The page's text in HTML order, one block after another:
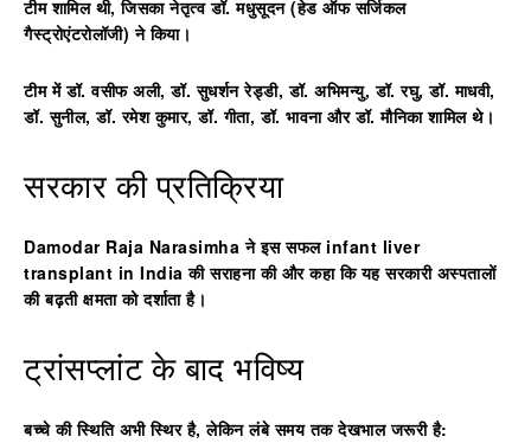
टीम शामिल थी, जिसका नेतृत्व डॉ. मधुसूदन (हेड ऑफ सर्जिकल
गैस्ट्रोएंटरोलॉजी) ने किया।
टीम में डॉ. वसीफ अली, डॉ. सुधर्शन रेड्डी, डॉ. अभिमन्यु, डॉ. रघु, डॉ. माधवी,
डॉ. सुनील, डॉ. रमेश कुमार, डॉ. गीता, डॉ. भावना और डॉ. मौनिका शामिल थे।
सरकार की प्रतिक्रिया
Damodar Raja Narasimha ने इस सफल infant liver
transplant in India की सराहना की और कहा कि यह सरकारी अस्पतालों
की बढ़ती क्षमता को दर्शाता है।
ट्रांसप्लांट के बाद भविष्य
बच्चे की स्थिति अभी स्थिर है, लेकिन लंबे समय तक देखभाल जरूरी है: